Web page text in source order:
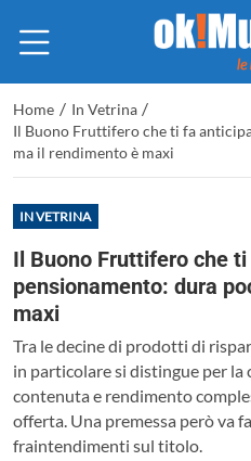
Home / In Vetrina /
Il Buono Fruttifero che ti fa
ma il rendimento è maxi
IN VETRINA
Il Buono Fruttifero che
pensionamento: dura
maxi
Tra le decine di prodotti di
in particolare si distingue per
contenuta e rendimento
offerta. Una premessa però va
fraintendimenti sul titolo.